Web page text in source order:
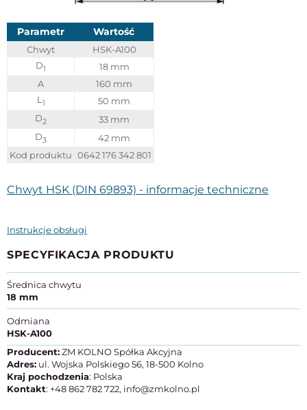
Parametr Wartość
Chwyt
HSK-A100
D1
18 mm
A
160 mm
L 1
50 mm
D2
33 mm
D3
42 mm
Kod produktu 0642 176 342 801
Chwyt HSK (DIN 69893) - informacje techniczne
Instrukcje obsługi
SPECYFIKACJA PRODUKTU
Średnica chwytu
18 mm
Odmiana
HSK-A100
Producent:ZM KOLNO Spółka Akcyjna
Adres: ul. Wojska Polskiego 56, 18-500 Kolno
Kraj pochodzenia: Polska
Kontakt: +48 862 782 722, info@zmkolno.pl